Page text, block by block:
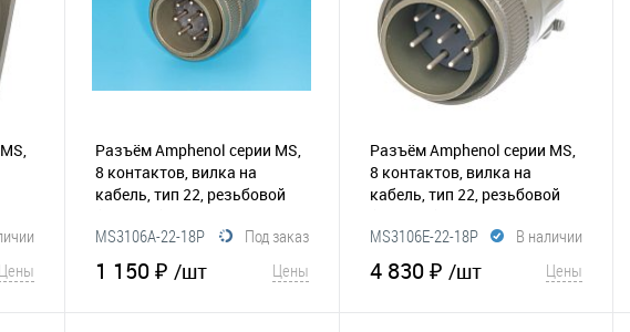
Цены
Разъём Amphenol серии MS,
8 контактов, вилка на
кабель, тип 22, резьбовой
Под заказ
MS3106A-22-18P
1 150 ₽ /шт Цены
Разъём Amphenol серии MS,
8 контактов, вилка на
кабель, тип 22, резьбовой
В наличии
MS3106E-22-18P
4 830 ₽ /шт Цены